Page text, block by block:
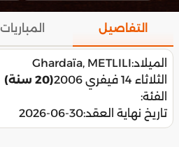
التفاصيل المباريات
الميلاد:Ghardaïa, METLILI
الثلاثاء 14 فيفري 2006
(20 سنة)
الفئة:
تاريخ نهاية العقد:2026-06-30